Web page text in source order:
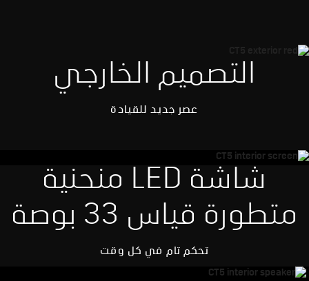
التصميم الخارجي
عصر جديد للقيادة
شاشة LED منحنية
متطورة قياس 33 بوصة
تحكم تام في كل وقت